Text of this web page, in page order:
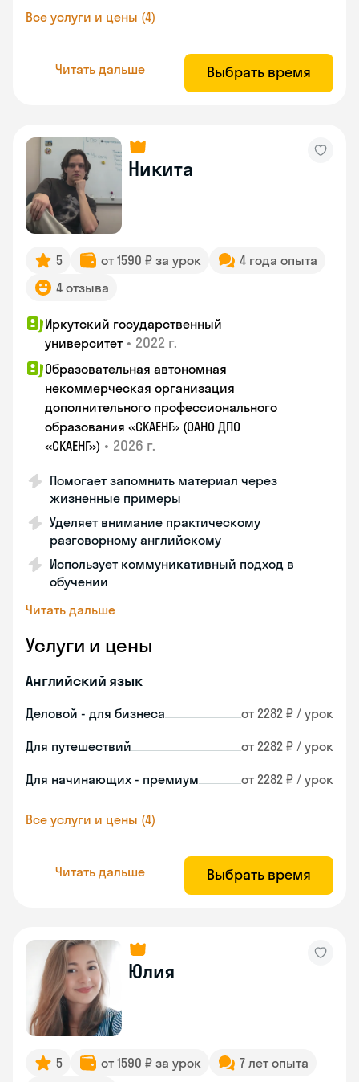
Все услуги и цены (4)
Читать дальше Выбрать время
Никита
5 от 1590 ₽ за урок
4 года опыта
4 отзыва
Иркутский государственный
университет • 2022 г.
Образовательная автономная
некоммерческая организация
дополнительного профессионального
образования «СКАЕНГ» (ОАНО ДПО
«СКАЕНГ») • 2026 г.
Помогает запомнить материал через
жизненные примеры
Уделяет внимание практическому
разговорному английскому
Использует коммуникативный подход в
обучении
Читать дальше
Услуги и цены
Английский язык
Деловой - для бизнеса от 2282 ₽ / урок
Для путешествий от 2282 ₽ / урок
Для начинающих - премиум от 2282 ₽ / урок
Все услуги и цены (4)
Читать дальше Выбрать время
Юлия
5 от 1590 ₽ за урок 7 лет опыта